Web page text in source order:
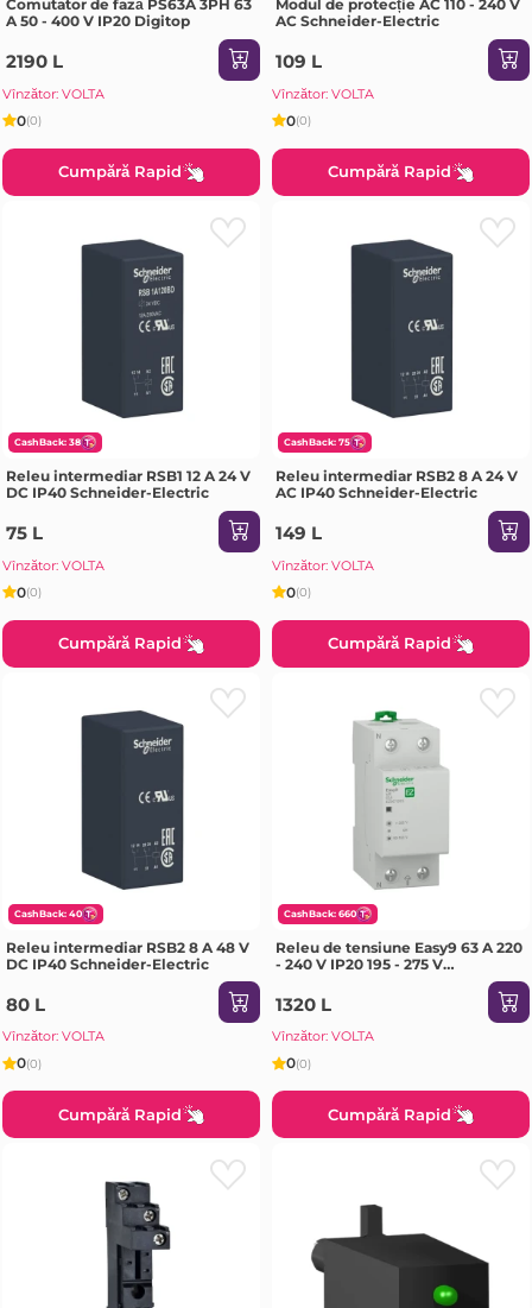
Comutator de fază PS63A 3PH 63
A 50 - 400 V IP20 Digitop
2190 L
Vînzător: VOLTA
0(0)
Cumpără Rapid
Modul de protecție AC 110 - 240 V
AC Schneider-Electric
109 L
Vînzător: VOLTA
0(0)
Cumpără Rapid
CashBack: 38
Releu intermediar RSB1 12 A 24 V
DC IP40 Schneider-Electric
75 L
Vînzător: VOLTA
0(0)
Cumpără Rapid
CashBack: 75
Releu intermediar RSB2 8 A 24 V
AC IP40 Schneider-Electric
149 L
Vînzător: VOLTA
0(0)
Cumpără Rapid
CashBack: 40
Releu intermediar RSB2 8 A 48 V
DC IP40 Schneider-Electric
80 L
Vînzător: VOLTA
0(0)
Cumpără Rapid
CashBack: 660
Releu de tensiune Easy9 63 A 220
- 240 V IP20 195 - 275 V
1320 L
Vînzător: VOLTA
0(0)
Cumpără Rapid